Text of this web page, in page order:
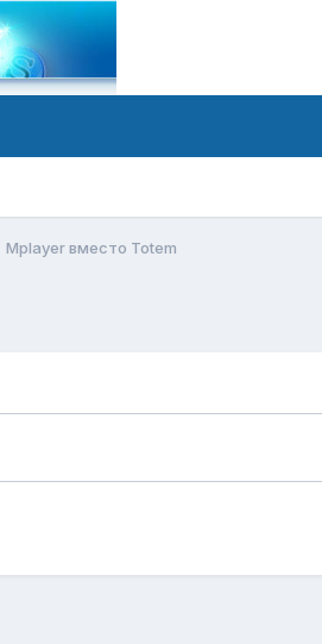
Mplayer вместо Totem